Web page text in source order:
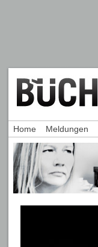
Home Meldungen